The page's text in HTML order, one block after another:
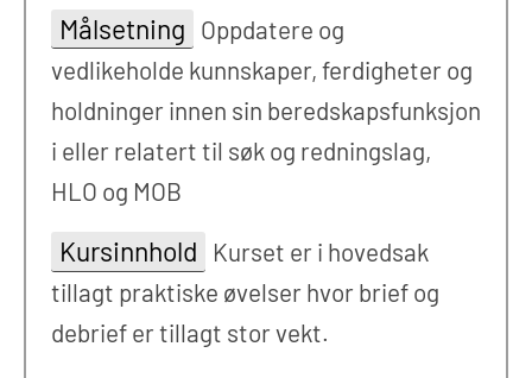
Målsetning Oppdatere og
vedlikeholde kunnskaper, ferdigheter og
holdninger innen sin beredskapsfunksjon
i eller relatert til søk og redningslag,
HLO og MOB
Kursinnhold
Kurset er i hovedsak
tillagt praktiske øvelser hvor brief og
debrief er tillagt stor vekt.